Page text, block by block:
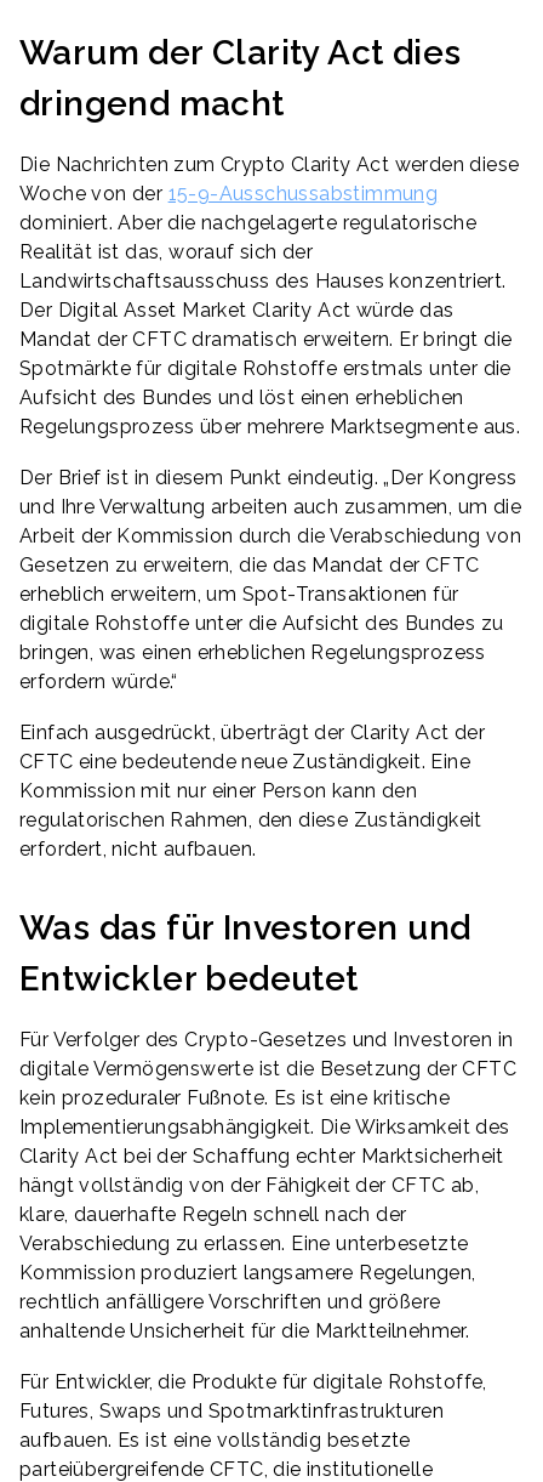
Warum der Clarity Act dies
dringend macht
Die Nachrichten zum Crypto Clarity Act werden diese
Woche von der 15-9-Ausschussabstimmung
dominiert. Aber die nachgelagerte regulatorische
Realität ist das, worauf sich der
Landwirtschaftsausschuss des Hauses konzentriert.
Der Digital Asset Market Clarity Act würde das
Mandat der CFTC dramatisch erweitern. Er bringt die
Spotmärkte für digitale Rohstoffe erstmals unter die
Aufsicht des Bundes und löst einen erheblichen
Regelungsprozess über mehrere Marktsegmente aus.
Der Brief ist in diesem Punkt eindeutig. „Der Kongress
und Ihre Verwaltung arbeiten auch zusammen, um die
Arbeit der Kommission durch die Verabschiedung von
Gesetzen zu erweitern, die das Mandat der CFTC
erheblich erweitern, um Spot-Transaktionen für
digitale Rohstoffe unter die Aufsicht des Bundes zu
bringen, was einen erheblichen Regelungsprozess
erfordern würde.“
Einfach ausgedrückt, überträgt der Clarity Act der
CFTC eine bedeutende neue Zuständigkeit. Eine
Kommission mit nur einer Person kann den
regulatorischen Rahmen, den diese Zuständigkeit
erfordert, nicht aufbauen.
Was das für Investoren und
Entwickler bedeutet
Für Verfolger des Crypto-Gesetzes und Investoren in
digitale Vermögenswerte ist die Besetzung der CFTC
kein prozeduraler Fußnote. Es ist eine kritische
Implementierungsabhängigkeit. Die Wirksamkeit des
Clarity Act bei der Schaffung echter Marktsicherheit
hängt vollständig von der Fähigkeit der CFTC ab,
klare, dauerhafte Regeln schnell nach der
Verabschiedung zu erlassen. Eine unterbesetzte
Kommission produziert langsamere Regelungen,
rechtlich anfälligere Vorschriften und größere
anhaltende Unsicherheit für die Marktteilnehmer.
Für Entwickler, die Produkte für digitale Rohstoffe,
Futures, Swaps und Spotmarktinfrastrukturen
aufbauen. Es ist eine vollständig besetzte
parteiübergreifende CFTC, die institutionelle